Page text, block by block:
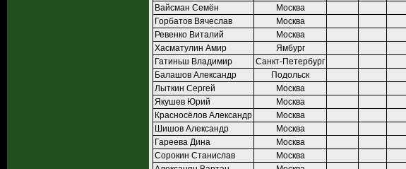
Вайсман Семён
Москва
Горбатов Вячеслав
Москва
Ревенко Виталий
Москва
Хасматулин Амир
Ямбург
Гатиньш Владимир
Санкт-Петербург
Балашов Александр
Подольск
Лыткин Сергей
Москва
Якушев Юрий
Москва
Красносёлов Александр
Москва
Шишов Александр
Москва
Гареева Дина
Москва
Сорокин Станислав
Москва